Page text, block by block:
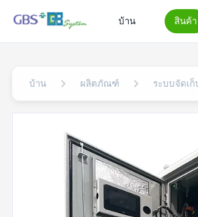
บ้าน สินค้า
บ้าน ผลิตภัณฑ์ ระบบจัดเก็